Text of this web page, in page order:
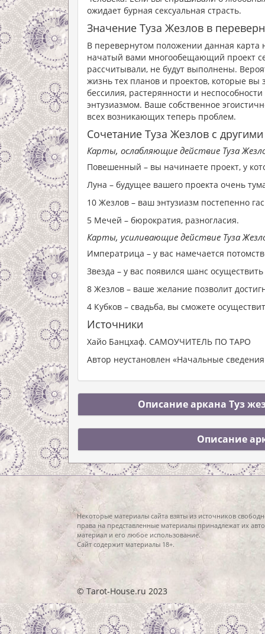
ожидает бурная сексуальная страсть.
Значение Туза Жезлов в
В перевернутом положении данная карта
начатый вами многообещающий проект
рассчитывали, не будут выполнены.
жизнь тех планов и проектов, которые
бессилия, растерянности и
энтузиазмом. Ваше собственное
всех возникающих теперь проблем.
Сочетание Туза Жезлов с
Карты, ослабляющие действие Туза
Повешенный – вы начинаете проект, у
Луна – будущее вашего проекта очень
10 Жезлов – ваш энтузиазм постепенно
5 Мечей – бюрократия, разногласия.
Карты, усиливающие действие Туза
Императрица – у вас намечается
Звезда – у вас появился шанс
8 Жезлов – ваше желание позволит
4 Кубков – свадьба, вы сможете
Источники
Хайо Банцхаф. САМОУЧИТЕЛЬ ПО ТАРО
Автор неустановлен «Начальные
Описание аркана Туз
Описание
Некоторые материалы сайта взяты из источников
права на представленные материалы принадлежат их
материал и его любое использование.
Сайт содержит материалы 18+.
© Tarot-House.ru 2023